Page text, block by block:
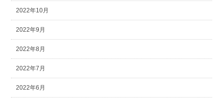
2022年10月
2022年9月
2022年8月
2022年7月
2022年6月